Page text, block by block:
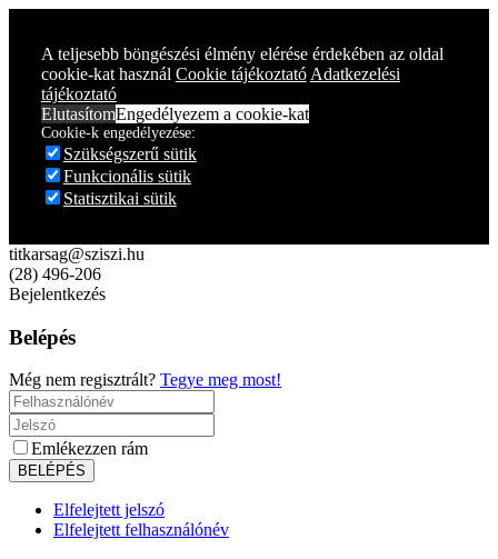
A teljesebb böngészési élmény elérése érdekében az oldal
cookie-kat használ Cookie tájékoztató Adatkezelési
tájékoztató
ElutasítomEngedélyezem a cookie-kat
Cookie-k engedélyezése:
Szükségszerű sütik
Funkcionális sütik
Statisztikai sütik
titkarsag@sziszi.hu
(28) 496-206
Bejelentkezés
Belépés
Még nem regisztrált? Tegye meg most!
Emlékezzen rám
Elfelejtett jelszó
Elfelejtett felhasználónév